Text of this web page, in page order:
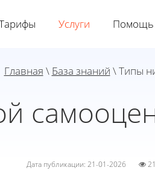
Услуги Помощь
Главная \ База знаний \ Типы
Дата публикации: 21-01-2026